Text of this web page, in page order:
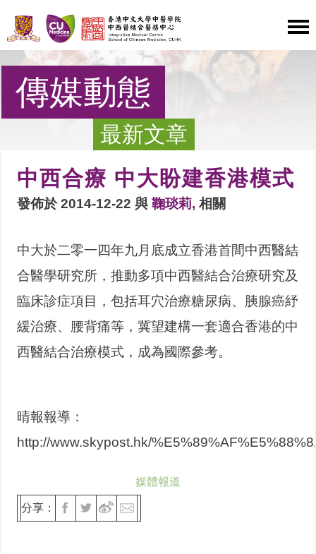
傳媒動態
最新文章
中西合療 中大盼建香港模式
發佈於 2014-12-22 與鞠琰莉,相關
中大於二零一四年九月底成立香港首間中西醫結
合醫學研究所，推動多項中西醫結合治療研究及
臨床診症項目，包括耳穴治療糖尿病、胰腺癌紓
緩治療、腰背痛等，冀望建構一套適合香港的中
西醫結合治療模式，成為國際參考。
晴報報導：
http://www.skypost.hk/
媒體報道
分享：